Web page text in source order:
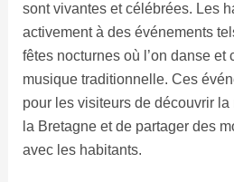
sont vivantes et célébrées. Les
activement à des événements
fêtes nocturnes où l’on danse et
musique traditionnelle. Ces
pour les visiteurs de découvrir
la Bretagne et de partager des
avec les habitants.